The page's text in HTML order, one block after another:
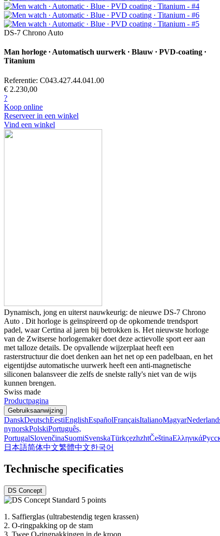
DS-7 Chrono Auto
Man horloge ∙ Automatisch uurwerk ∙ Blauw ∙ PVD-coating ∙
Titanium
Referentie: C043.427.44.041.00
€ 2.230,00
?
Koop online
Reserveer in een winkel
Vind een winkel
Dynamisch, jong en uiterst nauwkeurig: de nieuwe DS-7 Chrono
Auto . Dit horloge is geïnspireerd op de opkomende trendsport
padel, waar Certina al jaren bij betrokken is. Het nieuwste horloge
van de Zwitserse horlogemaker doet deze actievolle sport eer aan
met talloze details. De opvallende wijzerplaat heeft een
rasterstructuur die doet denken aan het net op een padelbaan, en het
eigentijdse automatische uurwerk heeft een anti-magnetische
siliconen balansveer die zelfs de snelste rally's niet van de wijs
kunnen brengen.
Swiss made
Productpagina
Gebruiksaanwijzing
DanskDeutschEestiEnglishEspañolFrançaisItalianoMagyar
nynorskPolskiPortuguês,
PortugalSlovenčinaSuomiSvenskaTürkçezhzhtČeštinaΕλληνικά
日本語简体中文繁體中文한국어
Technische specificaties
DS Concept
1. Saffierglas (ultrabestendig tegen krassen)
2. O-ringpakking op de stam